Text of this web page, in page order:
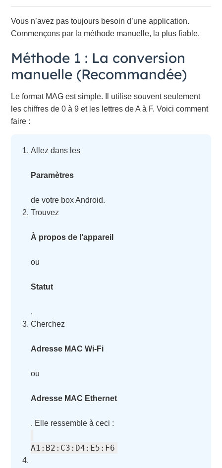
Vous n’avez pas toujours besoin d’une application.
Commençons par la méthode manuelle, la plus fiable.
Méthode 1 : La conversion
manuelle (Recommandée)
Le format MAG est simple. Il utilise souvent seulement
les chiffres de 0 à 9 et les lettres de A à F. Voici comment
faire :
Allez dans les
Paramètres
de votre box Android.
Trouvez
À propos de l’appareil
ou
Statut
.
Cherchez
Adresse MAC Wi-Fi
ou
Adresse MAC Ethernet
. Elle ressemble à ceci :
A1:B2:C3:D4:E5:F6